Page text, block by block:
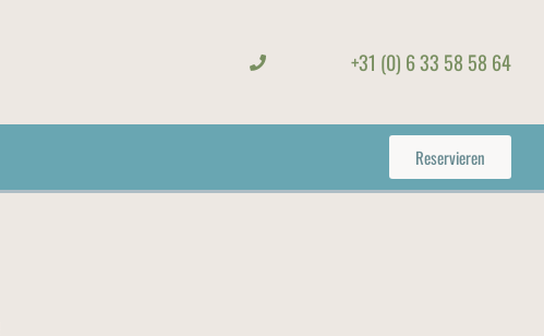
+31 (0) 6 33 58 58 64
Reservieren